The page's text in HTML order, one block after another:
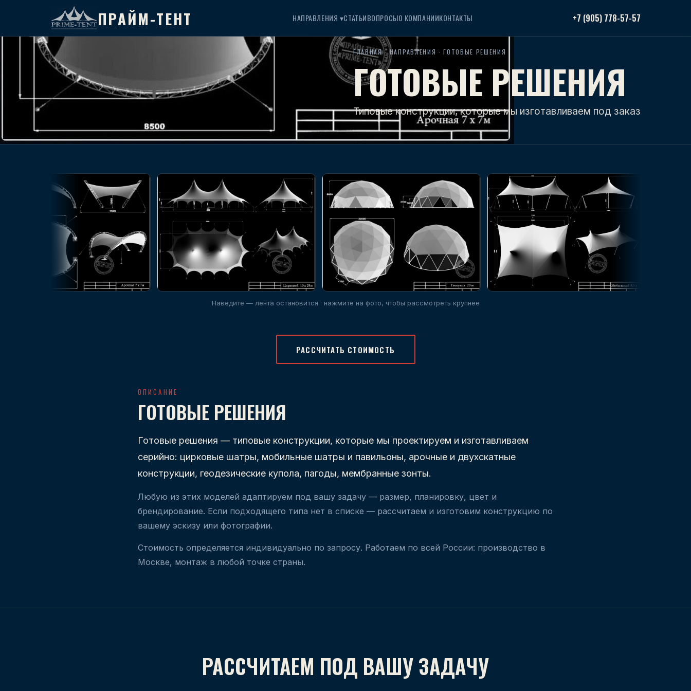
ПРАЙМ-ТЕНТ НАПРАВЛЕНИЯ ▾СТАТЬИВОПРОСЫО КОМПАНИИКОНТАКТЫ +7 (905) 778-57-57
ГЛАВНАЯ·НАПРАВЛЕНИЯ · ГОТОВЫЕ РЕШЕНИЯ
ГОТОВЫЕ РЕШЕНИЯ
Типовые конструкции, которые мы изготавливаем под заказ
Наведите — лента остановится · нажмите на фото, чтобы рассмотреть крупнее
РАССЧИТАТЬ СТОИМОСТЬ
ОПИСАНИЕ
ГОТОВЫЕ РЕШЕНИЯ
Готовые решения — типовые конструкции, которые мы проектируем и изготавливаем
серийно: цирковые шатры, мобильные шатры и павильоны, арочные и двухскатные
конструкции, геодезические купола, пагоды, мембранные зонты.
Любую из этих моделей адаптируем под вашу задачу — размер, планировку, цвет и
брендирование. Если подходящего типа нет в списке — рассчитаем и изготовим конструкцию по
вашему эскизу или фотографии.
Стоимость определяется индивидуально по запросу. Работаем по всей России: производство в
Москве, монтаж в любой точке страны.
РАССЧИТАЕМ ПОД ВАШУ ЗАДАЧУ